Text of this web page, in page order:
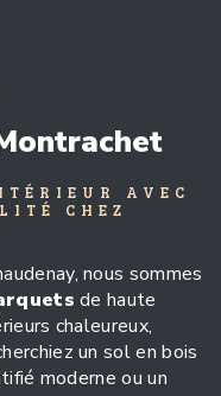
AVEC
CHEZ
nous sommes
de haute
chaleureux,
un sol en bois
moderne ou un